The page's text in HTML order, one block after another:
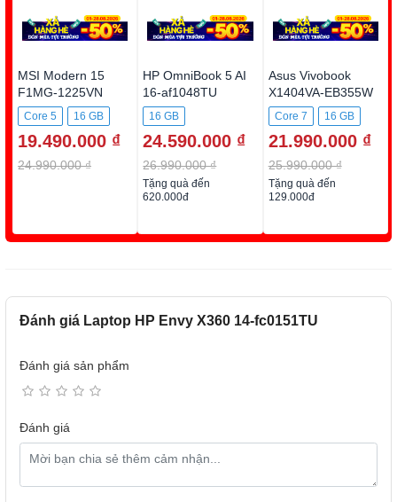
MSI Modern 15
F1MG-1225VN
Core 5
16 GB
512GB SSD
19.490.000 ₫
24.990.000 ₫
HP OmniBook 5 AI
16-af1048TU
BZ7Q9PA
16 GB
512GB SSD
24.590.000 ₫
26.990.000 ₫
Tặng quà đến
620.000đ
Asus Vivobook
X1404VA-EB355W
Core 7
16 GB
512GB SSD
21.990.000 ₫
25.990.000 ₫
Tặng quà đến
129.000đ
Đánh giá Laptop HP Envy X360 14-fc0151TU
Đánh giá sản phẩm
Đánh giá